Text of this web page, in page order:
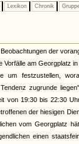
Lexikon Chronik
der
am Georgplatz
um festzustellen,
zugrunde
von 19:30 bis 22:30
der hiesigen
vom Georgplatz
einen